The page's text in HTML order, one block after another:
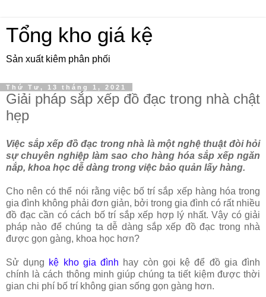
Tổng kho giá kệ
Sản xuất kiêm phân phối
Thứ Tư, 13 tháng 1, 2021
Giải pháp sắp xếp đồ đạc trong nhà chật
hẹp
Việc sắp xếp đồ đạc trong nhà là một nghệ thuật đòi hỏi
sự chuyên nghiệp làm sao cho hàng hóa sắp xếp ngăn
nắp, khoa học dễ dàng trong việc bảo quản lấy hàng.
Cho nên có thể nói rằng việc bố trí sắp xếp hàng hóa trong
gia đình không phải đơn giản, bởi trong gia đình có rất nhiều
đồ đạc cần có cách bố trí sắp xếp hợp lý nhất. Vậy có giải
pháp nào để chúng ta dễ dàng sắp xếp đồ đạc trong nhà
được gọn gàng, khoa học hơn?
Sử dụng kệ kho gia đình hay còn gọi kệ để đồ gia đình
chính là cách thông minh giúp chúng ta tiết kiệm được thời
gian chi phí bố trí không gian sống gọn gàng hơn.